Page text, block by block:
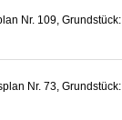
Nr. 109, Grundstück:
Nr. 73, Grundstück: